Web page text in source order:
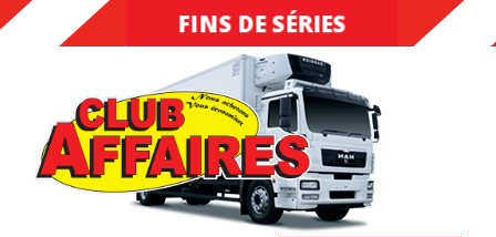
DESTOCKAGE
FINS DE SÉRIES